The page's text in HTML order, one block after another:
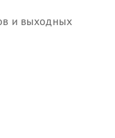
и выходных